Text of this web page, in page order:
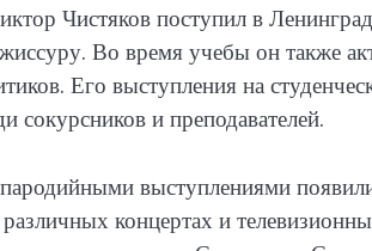
Чистяков поступил в
Во время учебы он также
Его выступления на
сокурсников и преподавателей.
выступлениями
концертах и